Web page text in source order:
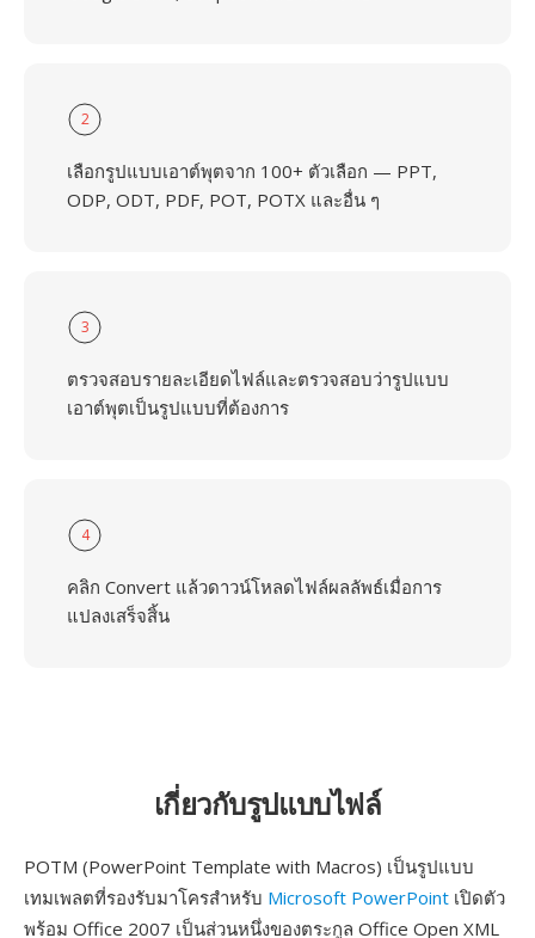
2
เลือกรูปแบบเอาต์พุตจาก 100+ ตัวเลือก — PPT,
ODP, ODT, PDF, POT, POTX และอื่น ๆ
3
ตรวจสอบรายละเอียดไฟล์และตรวจสอบว่ารูปแบบ
เอาต์พุตเป็นรูปแบบที่ต้องการ
4
คลิก Convert แล้วดาวน์โหลดไฟล์ผลลัพธ์เมื่อการ
แปลงเสร็จสิ้น
เกี่ยวกับรูปแบบไฟล์
POTM (PowerPoint Template with Macros) เป็นรูปแบบ
เทมเพลตที่รองรับมาโครสำหรับ Microsoft PowerPoint เปิดตัว
พร้อม Office 2007 เป็นส่วนหนึ่งของตระกูล Office Open XML